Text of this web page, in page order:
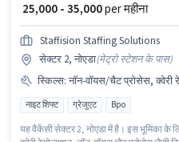
₹ 25,000 - 35,000per महीना
Staffision Staffing Solutions
सेक्टर 2, नोएडा(मेट्रो स्टेशन के पास)
स्किल्स: नॉन-वॉयस/चैट प्रोसेस, क्वेरी
नाइट शिफ्ट ग्रेजुएट Bpo
यह वैकेंसी सेक्टर 2, नोएडा में है। इस भूमिका